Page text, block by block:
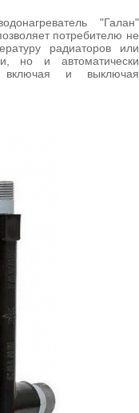
"Галан"
потребителю не
радиаторов или
но и автоматически
включая и выключая